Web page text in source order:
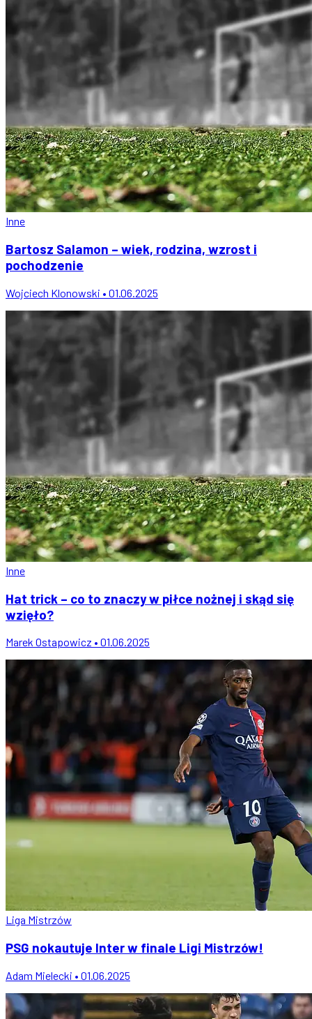
Inne
Bartosz Salamon – wiek, rodzina, wzrost i
pochodzenie
Wojciech Klonowski • 01.06.2025
Inne
Hat trick – co to znaczy w piłce nożnej i skąd się
wzięło?
Marek Ostapowicz • 01.06.2025
Liga Mistrzów
PSG nokautuje Inter w finale Ligi Mistrzów!
Adam Mielecki • 01.06.2025